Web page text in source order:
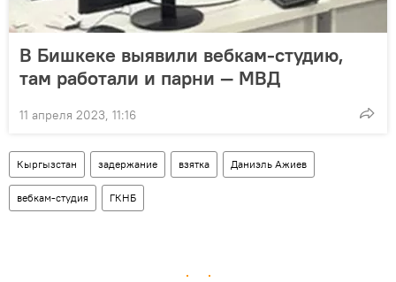
В Бишкеке выявили вебкам-студию,
там работали и парни — МВД
11 апреля 2023, 11:16
Кыргызстан задержание взятка Даниэль Ажиев
вебкам-студия ГКНБ